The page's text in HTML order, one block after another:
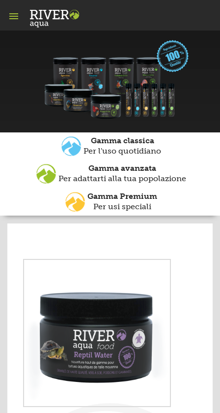

Gamma classica
Per l'uso quotidiano
Gamma avanzata
Per adattarti alla tua popolazione
Gamma Premium
Per usi speciali